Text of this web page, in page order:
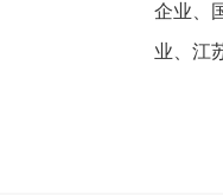
企业、
业、江